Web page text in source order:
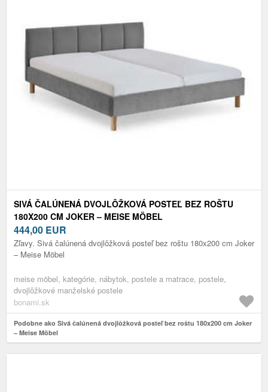
SIVÁ ČALÚNENÁ DVOJLÔŽKOVÁ POSTEĽ BEZ ROŠTU
180X200 CM JOKER – MEISE MÖBEL
444,00 EUR
Zľavy. Sivá čalúnená dvojlôžková posteľ bez roštu 180x200 cm Joker
– Meise Möbel
meise möbel, kategórie, nábytok, postele a matrace, postele,
dvojlôžkové manželské postele
bonami.sk
Podobne ako Sivá čalúnená dvojlôžková posteľ bez roštu 180x200 cm Joker
– Meise Möbel